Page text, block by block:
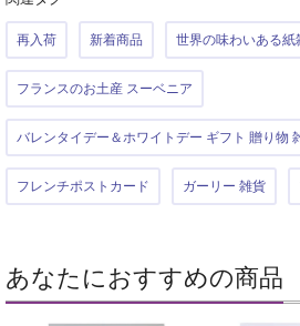
再入荷 新着商品 世界の味わいある紙
フランスのお土産 スーベニア
バレンタイデー＆ホワイトデー ギフト 贈り物
フレンチポストカード ガーリー 雑貨
あなたにおすすめの商品